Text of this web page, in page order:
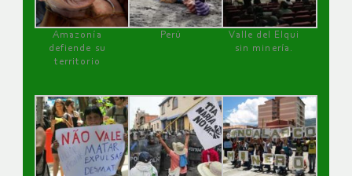
Amazonía
defiende su
territorio
Perú
Valle del Elqui
sin minería.